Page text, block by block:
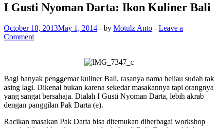
I Gusti Nyoman Darta: Ikon Kuliner Bali
October 18, 2013May 1, 2014 - by Motulz Anto - Leave a
Comment
Bagi banyak penggemar kuliner Bali, rasanya nama beliau sudah tak
asing lagi. Dikenal bukan karena sekedar masakannya tapi orangnya
yang sangat bersahaja. Dialah I Gusti Nyoman Darta, lebih akrab
dengan panggilan Pak Darta (e).
Racikan masakan Pak Darta bisa ditemukan diberbagai workshop